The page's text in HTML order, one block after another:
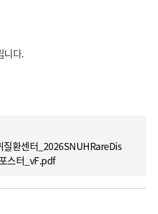
니다.
질환센터_2026SNUHRareDis
스터_vF.pdf